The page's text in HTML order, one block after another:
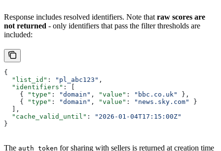
Response includes resolved identifiers. Note that raw scores are
not returned - only identifiers that pass the filter thresholds are
included:
{
  "list_id"
: "pl_abc123" ,
  "identifiers"
: [
    {
"type" : "domain" , "value" : "bbc.co.uk"
},
    {
"type" : "domain" , "value" : "news.sky.com"
}
  ],
  "cache_valid_until"
:
"2026-01-04T17:15:00Z"
}
The auth_token for sharing with sellers is returned at creation time